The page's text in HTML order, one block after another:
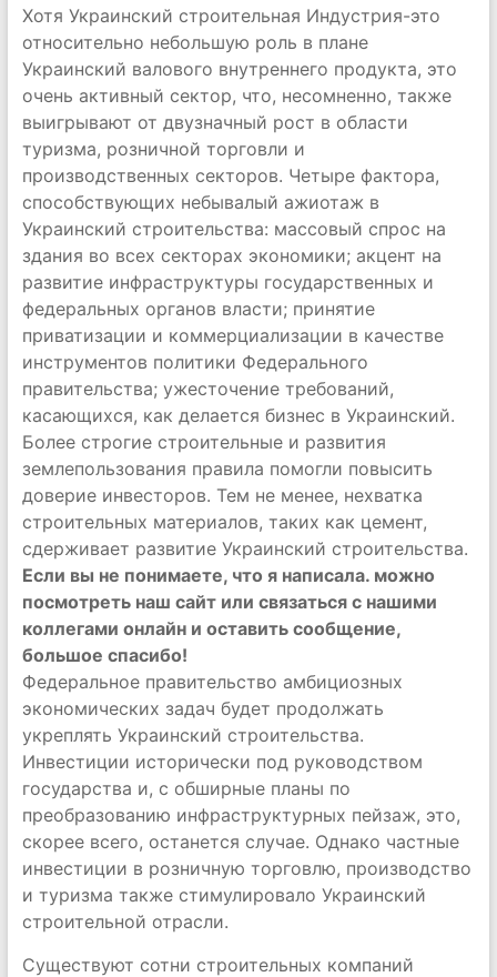
Хотя Украинский строительная Индустрия-это
относительно небольшую роль в плане
Украинский валового внутреннего продукта, это
очень активный сектор, что, несомненно, также
выигрывают от двузначный рост в области
туризма, розничной торговли и
производственных секторов. Четыре фактора,
способствующих небывалый ажиотаж в
Украинский строительства: массовый спрос на
здания во всех секторах экономики; акцент на
развитие инфраструктуры государственных и
федеральных органов власти; принятие
приватизации и коммерциализации в качестве
инструментов политики Федерального
правительства; ужесточение требований,
касающихся, как делается бизнес в Украинский.
Более строгие строительные и развития
землепользования правила помогли повысить
доверие инвесторов. Тем не менее, нехватка
строительных материалов, таких как цемент,
сдерживает развитие Украинский строительства.
Если вы не понимаете, что я написала. можно
посмотреть наш сайт или связаться с нашими
коллегами онлайн и оставить сообщение,
большое спасибо!
Федеральное правительство амбициозных
экономических задач будет продолжать
укреплять Украинский строительства.
Инвестиции исторически под руководством
государства и, с обширные планы по
преобразованию инфраструктурных пейзаж, это,
скорее всего, останется случае. Однако частные
инвестиции в розничную торговлю, производство
и туризма также стимулировало Украинский
строительной отрасли.
Существуют сотни строительных компаний